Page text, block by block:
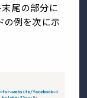
末尾の部分に
の例を次に示